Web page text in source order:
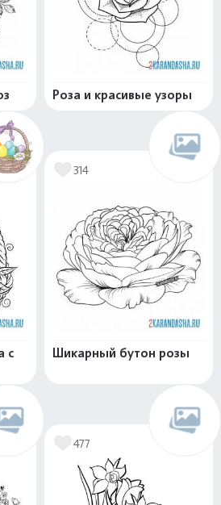
Роза и красивые узоры
с
314
Шикарный бутон розы
477